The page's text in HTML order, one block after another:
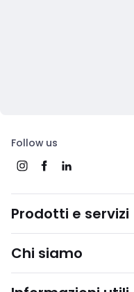
Follow us
Prodotti e servizi
Chi siamo